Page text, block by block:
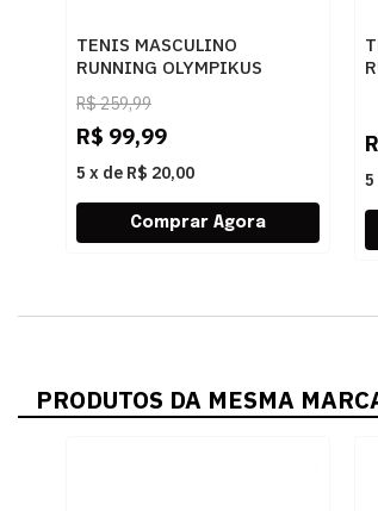
TENIS MASCULINO
RUNNING OLYMPIKUS
43581388 PRETOPETROLEO
R$259,99
R$ 99,99
5 x de R$ 20,00 5
PRODUTOS DA MESMA